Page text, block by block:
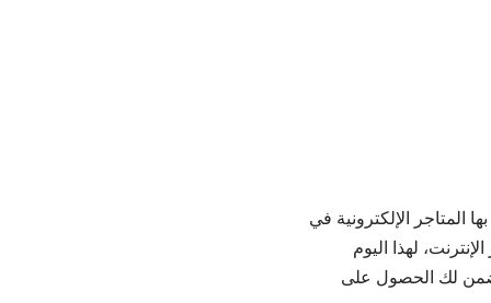
المتاجر الإلكترونية في
لهذا اليوم
لك الحصول على